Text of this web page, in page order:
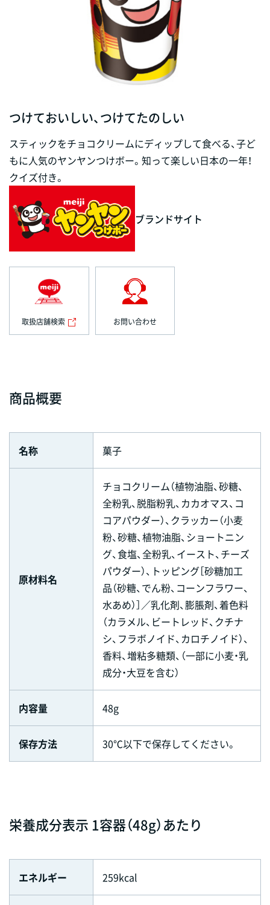
つけておいしい、つけてたのしい
スティックをチョコクリームにディップして食べる、子ど
もに人気のヤンヤンつけボー。知って楽しい日本の一年！
クイズ付き。
ブランドサイト
取扱店舗検索 お問い合わせ
商品概要
名称 菓子
原材料名
チョコクリーム（植物油脂、砂糖、
全粉乳、脱脂粉乳、カカオマス、コ
コアパウダー）、クラッカー（小麦
粉、砂糖、植物油脂、ショートニン
グ、食塩、全粉乳、イースト、チーズ
パウダー）、トッピング［砂糖加工
品（砂糖、でん粉、コーンフラワー、
水あめ）］／乳化剤、膨脹剤、着色料
（カラメル、ビートレッド、クチナ
シ、フラボノイド、カロチノイド）、
香料、増粘多糖類、（一部に小麦・乳
成分・大豆を含む）
内容量 48g
保存方法 30℃以下で保存してください。
栄養成分表示 1容器（48g）あたり
エネルギー 259kcal